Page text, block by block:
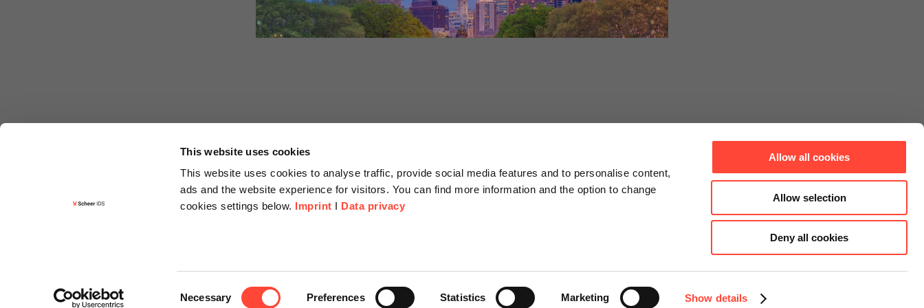
This website uses cookies
This website uses cookies to analyse traffic, provide social media features and to personalise content,
ads and the website experience for visitors. You can find more information and the option to change
cookies settings below. Imprint I Data privacy
Necessary Preferences Statistics Marketing Show details
Allow all cookies
Allow selection
Deny all cookies
Kontakt
Angebotsanfrage
Über Uns
Scheer Group
Instagram
Facebook